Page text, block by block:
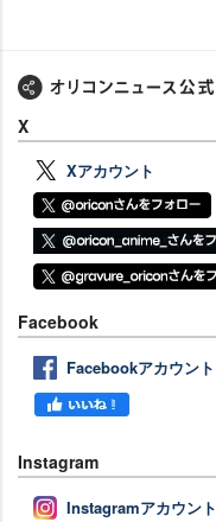
X
Xアカウント
Facebook
Facebookアカウント
Instagram
Instagramアカウント